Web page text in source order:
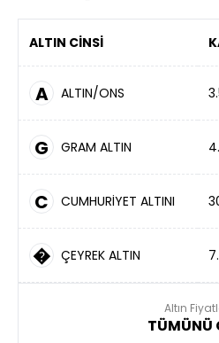
ALTIN CİNSİ
A ALTIN/ONS
G GRAM ALTIN
C CUMHURİYET ALTINI
� ÇEYREK ALTIN
Altın
TÜMÜNÜ